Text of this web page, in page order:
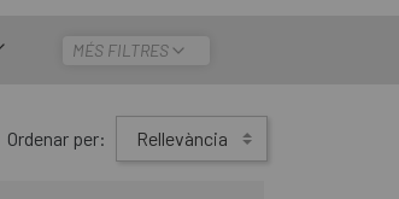
MÉS FILTRES
Ordenar per: Rellevància